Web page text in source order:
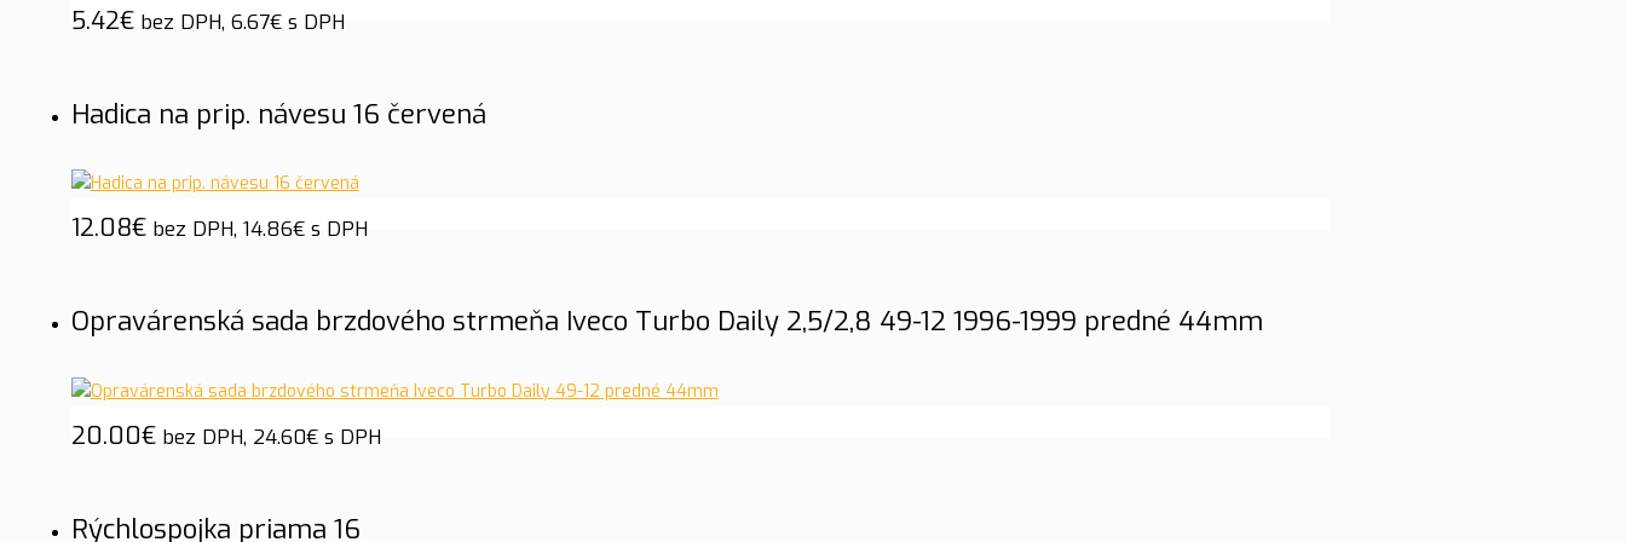
5.42€ bez DPH, 6.67€s DPH
Hadica na prip. návesu 16 červená
12.08€ bez DPH, 14.86€s DPH
Opravárenská sada brzdového strmeňa Iveco Turbo Daily 2,5/2,8 49-12 1996-1999 predné 44mm
20.00€ bez DPH, 24.60€s DPH
Rýchlospojka priama 16